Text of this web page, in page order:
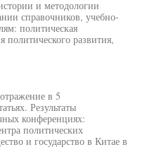
и методологии
справочников, учебно-
политическая
политического развития,
в 5
Результаты
конференциях:
политических
и государство в Китае в